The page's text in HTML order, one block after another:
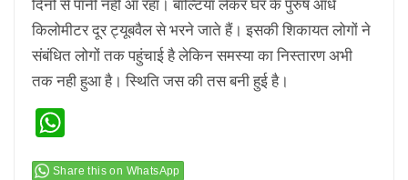
दिनों से पानी नही आ रहा। बाल्टियां लेकर घर के पुरुष आधे
किलोमीटर दूर ट्यूबवैल से भरने जाते हैं। इसकी शिकायत लोगों ने
संबंधित लोगों तक पहुंचाई है लेकिन समस्या का निस्तारण अभी
तक नही हुआ है। स्थिति जस की तस बनी हुई है।
Share this on WhatsApp